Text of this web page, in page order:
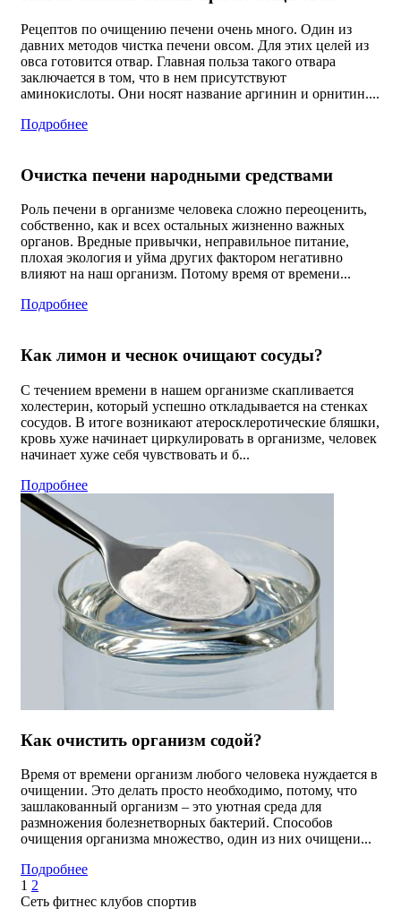
Рецептов по очищению печени очень много. Один из
давних методов чистка печени овсом. Для этих целей из
овса готовится отвар. Главная польза такого отвара
заключается в том, что в нем присутствуют
аминокислоты. Они носят название аргинин и орнитин....
Подробнее
Очистка печени народными средствами
Роль печени в организме человека сложно переоценить,
собственно, как и всех остальных жизненно важных
органов. Вредные привычки, неправильное питание,
плохая экология и уйма других фактором негативно
влияют на наш организм. Потому время от времени...
Подробнее
Как лимон и чеснок очищают сосуды?
С течением времени в нашем организме скапливается
холестерин, который успешно откладывается на стенках
сосудов. В итоге возникают атеросклеротические бляшки,
кровь хуже начинает циркулировать в организме, человек
начинает хуже себя чувствовать и б...
Подробнее
Как очистить организм содой?
Время от времени организм любого человека нуждается в
очищении. Это делать просто необходимо, потому, что
зашлакованный организм – это уютная среда для
размножения болезнетворных бактерий. Способов
очищения организма множество, один из них очищени...
Подробнее
1 2
Сеть фитнес клубов спортив